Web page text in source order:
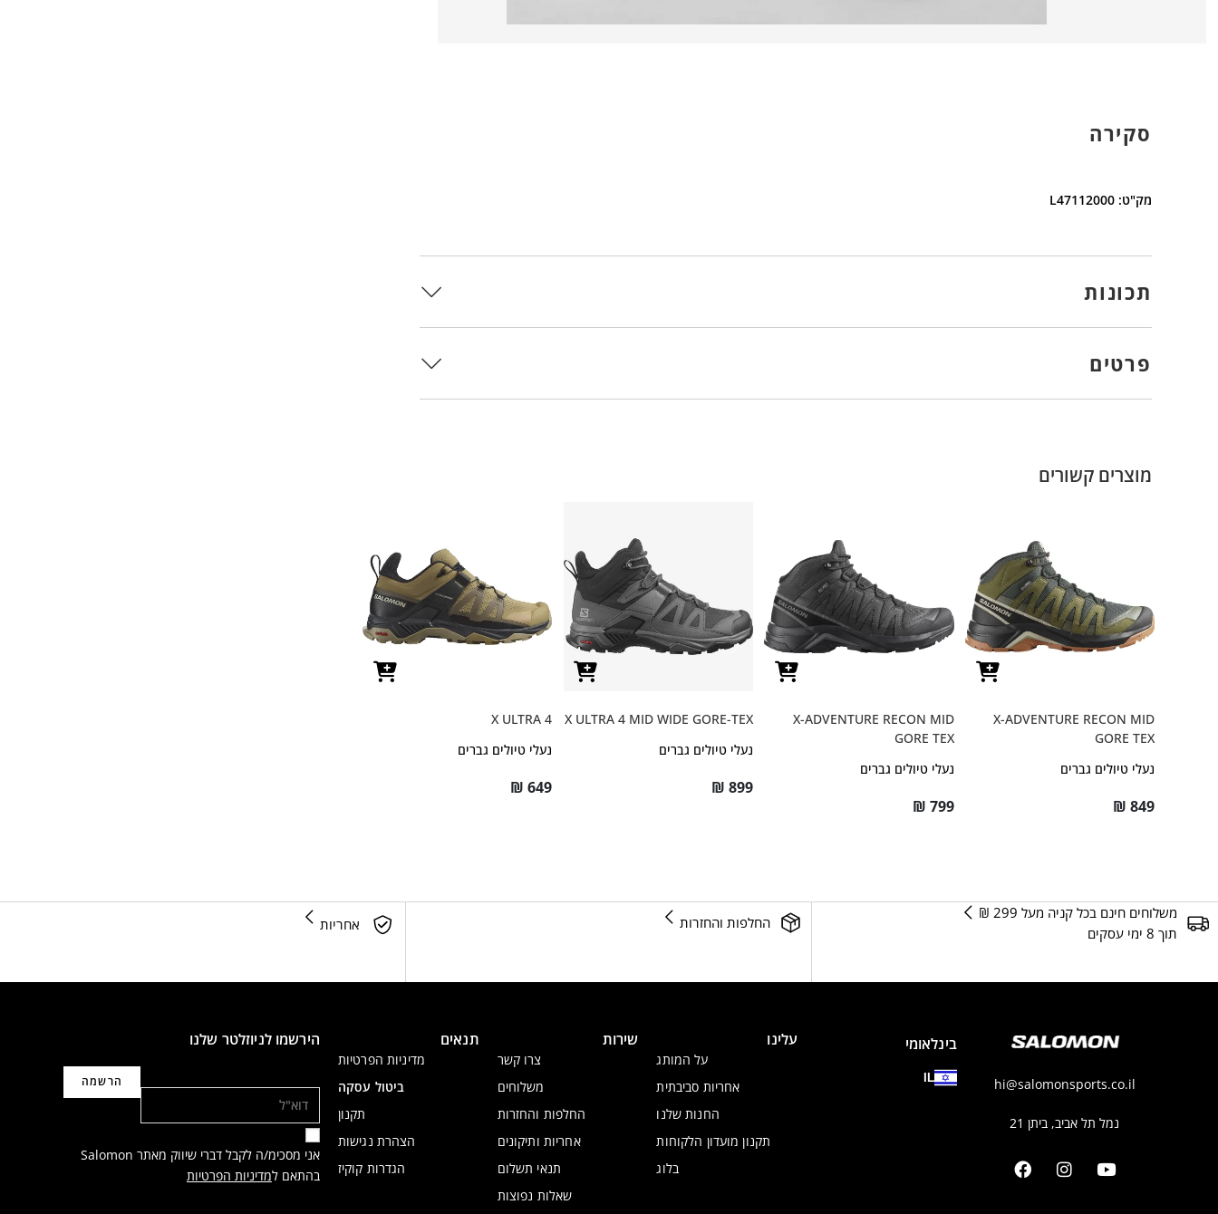
סקירה
מק"ט: L47112000
תכונות
פרטים
מוצרים קשורים
X-ADVENTURE RECON MID
GORE TEX
נעלי טיולים גברים
₪ 849
X-ADVENTURE RECON MID
GORE TEX
נעלי טיולים גברים
₪ 799
X ULTRA 4 MID WIDE GORE-TEX
נעלי טיולים גברים
₪ 899
X ULTRA 4
נעלי טיולים גברים
₪ 649
משלוחים חינם בכל קניה מעל 299 ₪
תוך 8 ימי עסקים
החלפות והחזרות אחריות
hi@salomonsports.co.il
נמל תל אביב, ביתן 21
בינלאומי
IL
עלינו
על המותג
אחריות סביבתית
החנות שלנו
תקנון מועדון הלקוחות
בלוג
שירות
צרו קשר
משלוחים
החלפות והחזרות
אחריות ותיקונים
תנאי תשלום
שאלות נפוצות
תנאים
מדיניות הפרטיות
ביטול עסקה
תקנון
הצהרת נגישות
הגדרות קוקיז
הירשמו לניוזלטר שלנו
אני מסכימ/ה לקבל דברי שיווק מאתר Salomon
בהתאם למדיניות הפרטיות